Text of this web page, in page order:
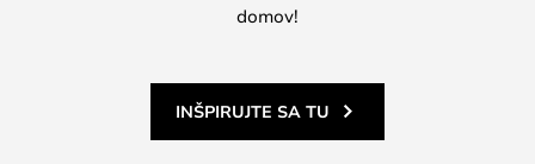
domov!
INŠPIRUJTE SA TU